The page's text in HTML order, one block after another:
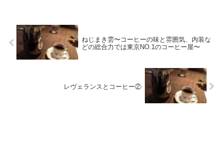
ねじまき雲〜コーヒーの味と雰囲気、内装な
どの総合力では東京NO.1のコーヒー屋〜
レヴェランスとコーヒー②